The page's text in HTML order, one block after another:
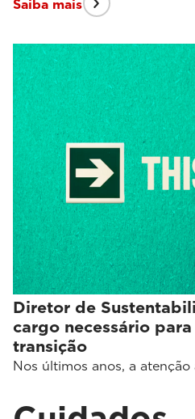
Saiba mais
Diretor de
cargo necessário
transição
Nos últimos anos, a atenção